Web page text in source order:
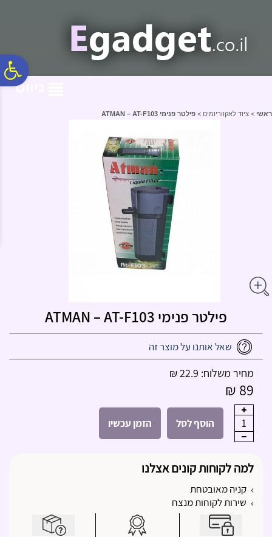
המרכזי
ניווט
ראשי > ציוד לאקווריומים > פילטר פנימי ATMAN – AT-F103
פילטר פנימי ATMAN – AT-F103
שאל אותנו על מוצר זה
מחיר משלוח: 22.9 ₪
89 ₪
1 הוסף לסל הזמן עכשיו
למה לקוחות קונים אצלנו
קניה מאובטחת
שירות לקוחות מנצח